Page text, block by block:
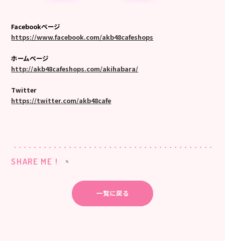
Facebookページ
https://www.facebook.com/akb48cafeshops
ホームページ
http://akb48cafeshops.com/akihabara/
Twitter
https://twitter.com/akb48cafe
SHARE ME !
一覧に戻る